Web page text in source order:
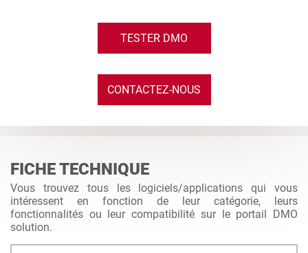
TESTER DMO
CONTACTEZ-NOUS
FICHE TECHNIQUE
Vous trouvez tous les logiciels/applications qui vous
intéressent en fonction de leur catégorie, leurs
fonctionnalités ou leur compatibilité sur le portail DMO
solution.